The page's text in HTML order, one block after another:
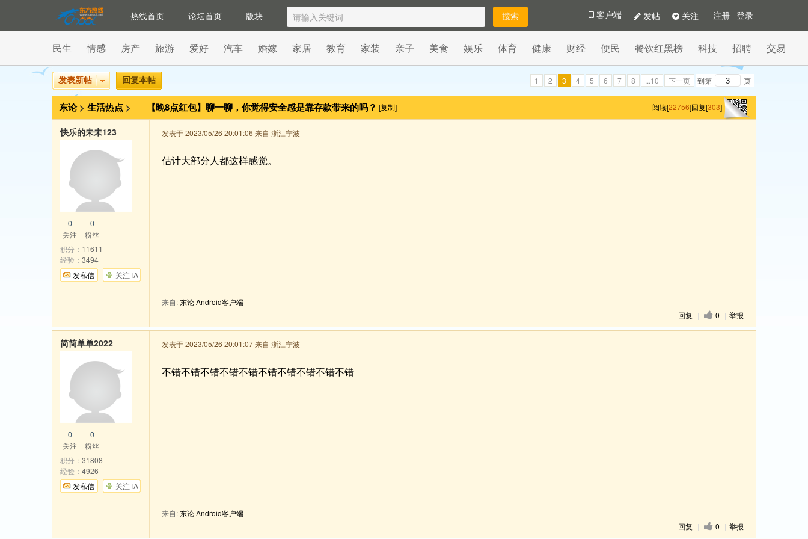
热线首页 论坛首页 版块 注册 登录
关注
发帖
客户端
民生 情感 房产 旅游 爱好 汽车 婚嫁 家居 教育 家装 亲子 美食 娱乐 体育 健康 财经 便民 餐饮红黑榜 科技 招聘 交易
发表新帖 回复本帖 1 2 3 4 5 6 7 8 ...10 下一页 到第 页
东论 > 生活热点 > 【晚8点红包】​聊一聊，你觉得安全感是靠存款带来的吗？[复制] 阅读[22756]回复[303]
发表于 2023/05/26 20:01:06 来自 浙江宁波
估计大部分人都这样感觉。
来自:东论 Android客户端
回复 | 0 | 举报
快乐的未未123
0
关注
0
粉丝
积分： 11611
经验： 3494
发私信
关注TA
发表于 2023/05/26 20:01:07 来自 浙江宁波
不错不错不错不错不错不错不错不错不错不错
来自:东论 Android客户端
回复 | 0 | 举报
简简单单2022
0
关注
0
粉丝
积分： 31808
经验： 4926
发私信
关注TA